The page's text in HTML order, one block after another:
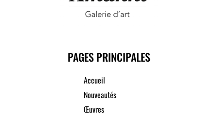
PAGES PRINCIPALES
Accueil
Nouveautés
Œuvres